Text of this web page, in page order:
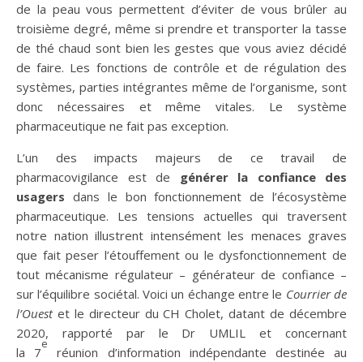
de la peau vous permettent d’éviter de vous brûler au
troisième degré, même si prendre et transporter la tasse
de thé chaud sont bien les gestes que vous aviez décidé
de faire. Les fonctions de contrôle et de régulation des
systèmes, parties intégrantes même de l’organisme, sont
donc nécessaires et même vitales. Le système
pharmaceutique ne fait pas exception.
L’un des impacts majeurs de ce travail de
pharmacovigilance est de générer
la confiance des
usagers dans le bon fonctionnement de l’écosystème
pharmaceutique. Les tensions actuelles qui traversent
notre nation illustrent intensément les menaces graves
que fait peser l’étouffement ou le dysfonctionnement de
tout mécanisme régulateur – générateur de confiance –
sur l’équilibre sociétal. Voici un échange entre le Courrier de
l’Ouestet le directeur du CH Cholet, datant de décembre
2020, rapporté par le Dr UMLIL et concernant
la 7
e
réunion d’information indépendante destinée au